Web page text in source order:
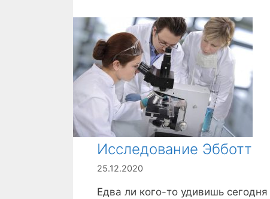
Исследование Эбботт
25.12.2020
Едва ли кого-то удивишь сегодня